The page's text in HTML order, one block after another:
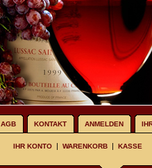
AGB KONTAKT ANMELDEN
IHR KONTO | WARENKORB | KASSE